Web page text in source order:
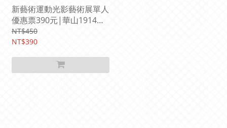
新藝術運動光影藝術展單人
優惠票390元|華山1914文
化創意產業園區東2AB館
2024/12/30(一)-2025/04/0
NT$450
NT$390